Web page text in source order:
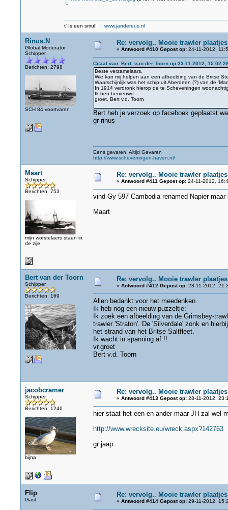
t' Is een smul! www.jandereus.nl
Rinus.N
Global Moderator
Schipper
Berichten: 2798
SCH 84 voortvaren
Re: vervolg.. Mooie trawler plaatjes
« Antwoord #410 Gepost op:24-11-2012,
Citaat van: Bert van der Toorn op 23-11-2012,
Beste verzamelaars,
Wie kan mij helpen aan een afbeelding van de Britse
Waarschijnlijk was het schip uit Aberdeen (?) van de
In 1914 verdronk hierop de te Scheveningen
Ik ben benieuwd
groet, Bert v.d. Toorn
Bert heb je verzoek op faceboek geplaatst
gr rinus
Eens gevaren Altijd Gevaren
http://www.scheveningen-haven.nl/
Maart
Schipper
Berichten: 753
mijn worstelaers staen in
de zije
Re: vervolg.. Mooie trawler plaatjes
« Antwoord #411 Gepost op:24-11-2012,
vind Gy 597 Cambodia renamed Napier
Maart
Bert van der Toorn
Schipper
Berichten: 169
Re: vervolg.. Mooie trawler plaatjes
« Antwoord #412 Gepost op:28-11-2012,
Allen bedankt voor het meedenken.
Ik heb nog een nieuw puzzeltje:
Ik zoek een afbeelding van de Grimsbey-
trawler 'Straton'. De 'Silverdale' zonk en
het strand van het Britse Saltfleet.
Ik wacht in spanning af !!
vr.groet
Bert v.d. Toorn
jacobcramer
Schipper
Berichten: 1246
bijna
Re: vervolg.. Mooie trawler plaatjes
« Antwoord #413 Gepost op:28-11-2012,
hier staat het een en ander maar JH zal wel
http://www.wrecksite.eu/wreck.aspx?142763
gr jaap
Flip
Gast
Re: vervolg.. Mooie trawler plaatjes
« Antwoord #414 Gepost op:29-11-2012,